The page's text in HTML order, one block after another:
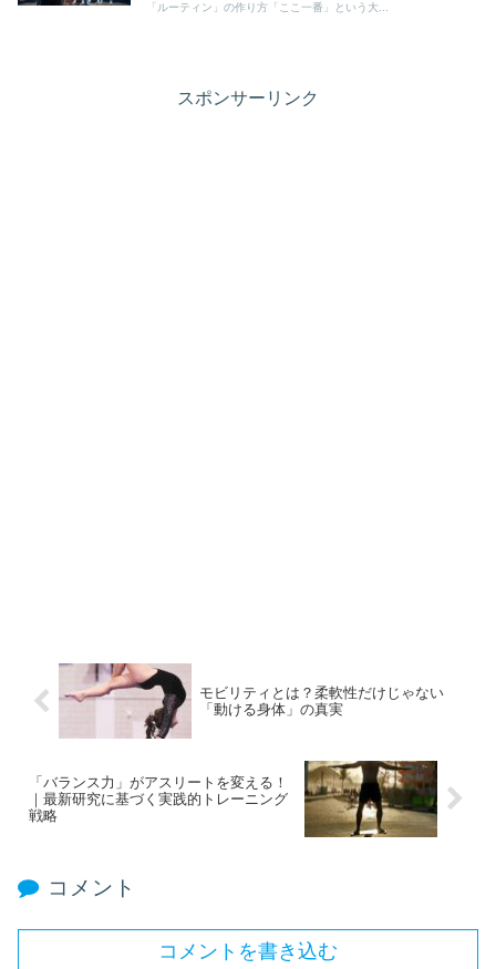
「ルーティン」の作り方「ここ一番」という大...
スポンサーリンク
モビリティとは？柔軟性だけじゃない
「動ける身体」の真実
「バランス力」がアスリートを変える！
｜最新研究に基づく実践的トレーニング
戦略
コメント
コメントを書き込む